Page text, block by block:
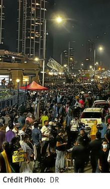
Crédit Photo DR